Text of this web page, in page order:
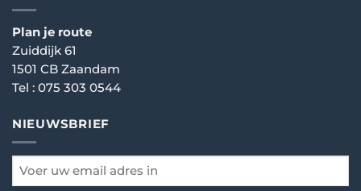
Plan je route
Zuiddijk 61
1501 CB Zaandam
Tel : 075 303 0544
NIEUWSBRIEF
email
*